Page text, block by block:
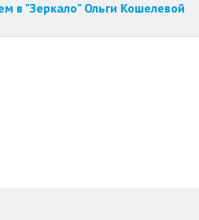
в "Зеркало" Ольги Кошелевой